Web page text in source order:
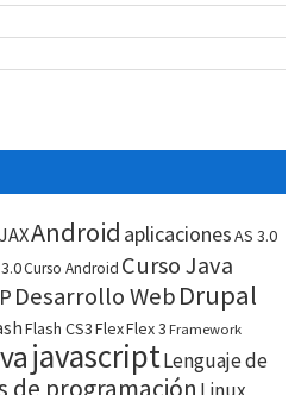
Android aplicacionesAS 3.0
Curso Android Curso Java
Desarrollo WebDrupal
Flash CS3FlexFlex 3 Framework
javascriptLenguaje de